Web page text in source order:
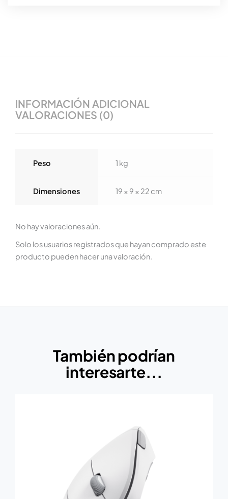
INFORMACIÓN ADICIONAL
VALORACIONES (0)
Peso 1 kg
Dimensiones 19 × 9 × 22 cm
No hay valoraciones aún.
Solo los usuarios registrados que hayan comprado este
producto pueden hacer una valoración.
También podrían
interesarte...